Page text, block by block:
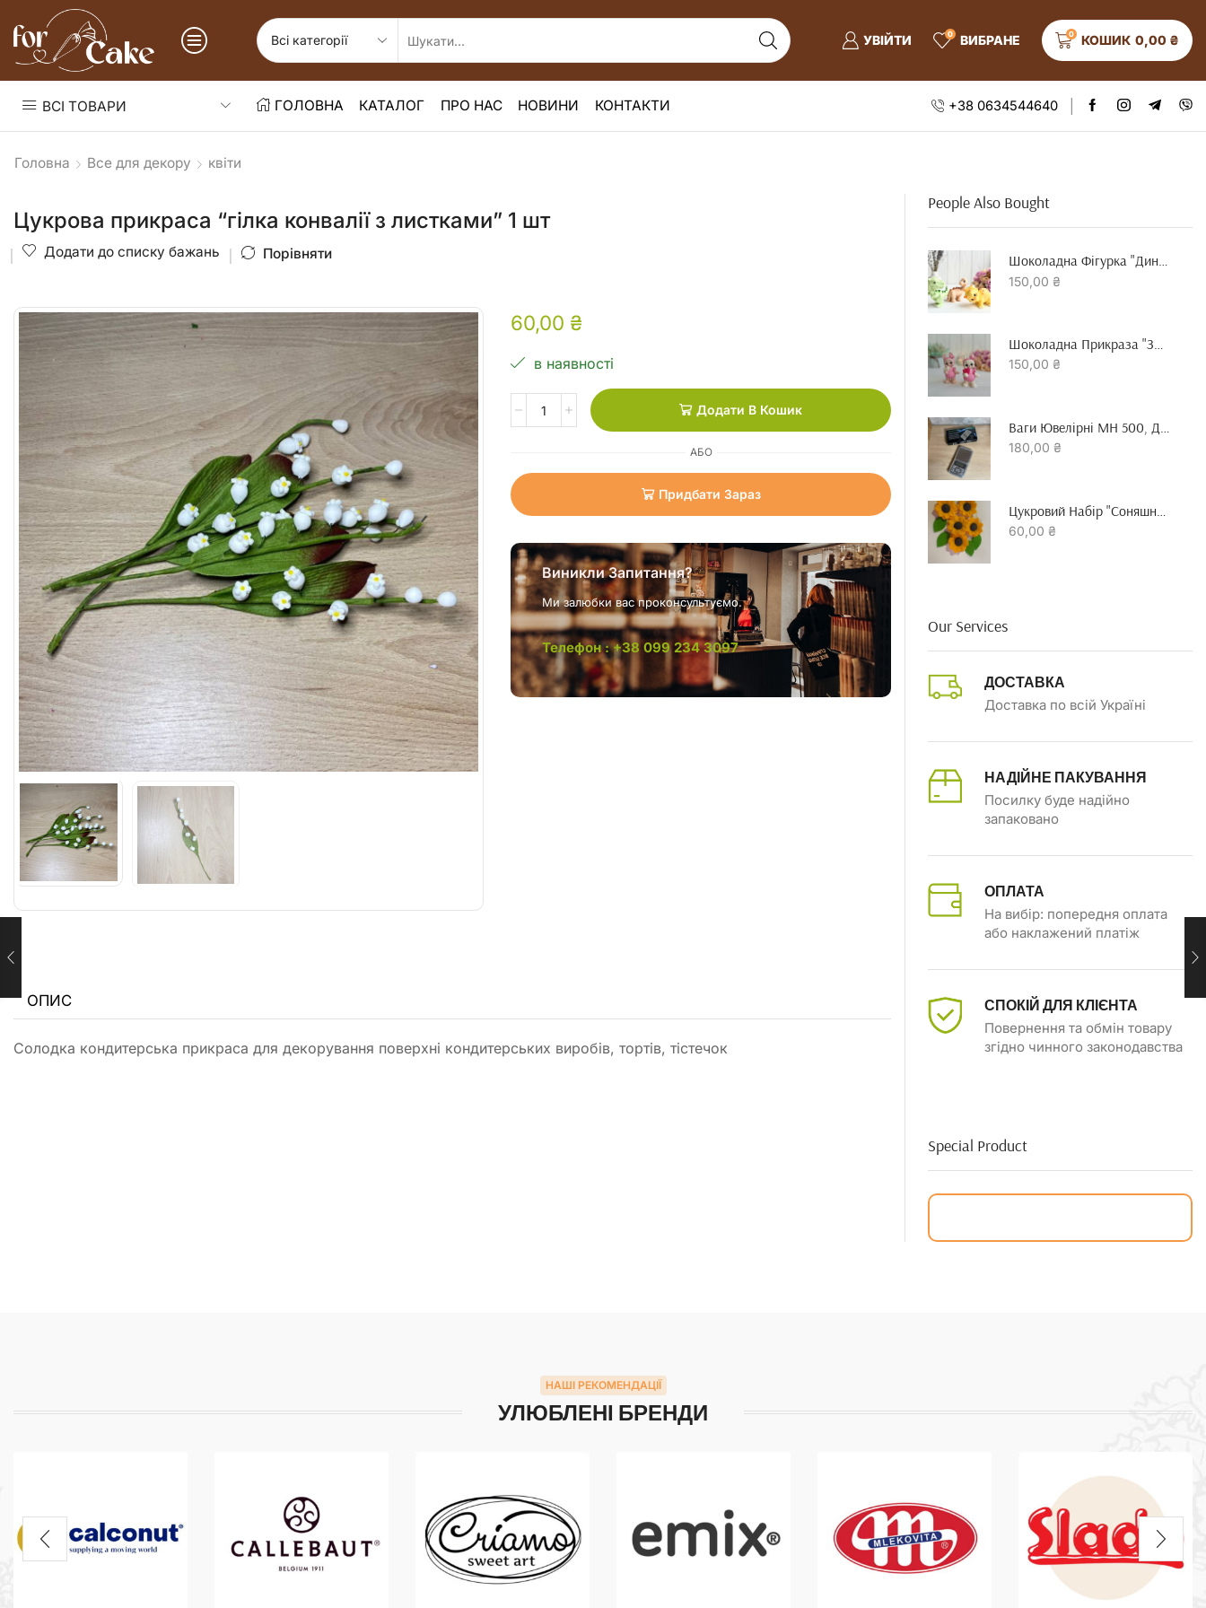
УВІЙТИ 0 ВИБРАНЕ 0 КОШИК 0,00 ₴
ВСІ ТОВАРИ ГОЛОВНА КАТАЛОГ ПРО НАС НОВИНИ КОНТАКТИ +38 0634544640
Головна Все для декору квіти
Цукрова прикраса “гілка конвалії з листками” 1 шт
Додати до списку бажань Порівняти
60,00 ₴
в наявності
Додати В Кошик
АБО
Придбати Зараз
Виникли Запитання?
Ми залюбки вас проконсультуємо.
Телефон : +38 099 234 3097
ОПИС
Солодка кондитерська прикраса для декорування поверхні кондитерських виробів, тортів, тістечок
People Also Bought
Шоколадна Фігурка "динозавр"
150,00 ₴
Шоколадна Прикраза "зайчик З Серцем"
150,00 ₴
180,00 ₴
60,00 ₴
Our Services
ДОСТАВКА
Доставка по всій Україні
НАДІЙНЕ ПАКУВАННЯ
Посилку буде надійно
запаковано
ОПЛАТА
На вибір: попередня оплата
або наклажений платіж
СПОКІЙ ДЛЯ КЛІЄНТА
Повернення та обмін товару
згідно чинного законодавства
Special Product
НАШІ РЕКОМЕНДАЦІЇ
УЛЮБЛЕНІ БРЕНДИ